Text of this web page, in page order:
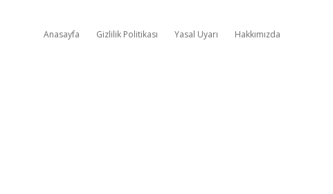
Anasayfa Gizlilik Politikası Yasal Uyarı Hakkımızda